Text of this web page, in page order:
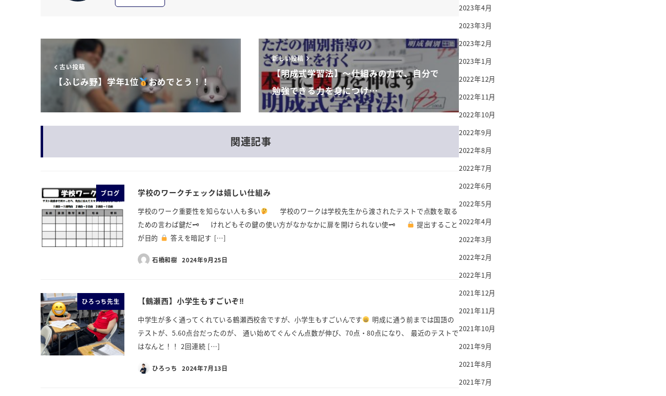
古い投稿
【ふじみ野】学年1位 おめでとう！！
新しい投稿
【明成式学習法】～仕組みの力で、自分で
勉強できる力を身につけ…
関連記事
ブログ 学校のワークチェックは嬉しい仕組み
学校のワーク重要性を知らない人も多い
学校のワークは学校先生から渡されたテストで点数を取る
ための言わば鍵だ🗝 けれどもその鍵の使い方がなかなかに扉を開けられない使🗝
提出すること
が目的
答えを暗記す […]
石橋和樹 2024年9月25日
ひろっち先生 【鶴瀬西】小学生もすごいぞ‼
中学生が多く通ってくれている鶴瀬西校舎ですが、小学生もすごいんです
明成に通う前までは国語の
テストが、5.60点台だったのが、 通い始めてぐんぐん点数が伸び、70点・80点になり、 最近のテストで
はなんと！！ 2回連続 […]
ひろっち 2024年7月13日
2023年4月
2023年3月
2023年2月
2023年1月
2022年12月
2022年11月
2022年10月
2022年9月
2022年8月
2022年7月
2022年6月
2022年5月
2022年4月
2022年3月
2022年2月
2022年1月
2021年12月
2021年11月
2021年10月
2021年9月
2021年8月
2021年7月